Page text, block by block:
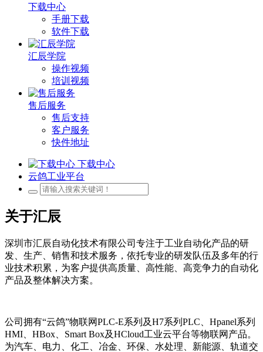
下载中心
手册下载
软件下载
汇辰学院
操作视频
培训视频
售后服务
售后支持
客户服务
快件地址
下载中心
云鸽工业平台
关于汇辰
深圳市汇辰自动化技术有限公司专注于工业自动化产品的研
发、生产、销售和技术服务，依托专业的研发队伍及多年的行
业技术积累，为客户提供高质量、高性能、高竞争力的自动化
产品及整体解决方案。
公司拥有“云鸽”物联网PLC-E系列及H7系列PLC、Hpanel系列
HMI、HBox、Smart Box及HCloud工业云平台等物联网产品。
为汽车、电力、化工、冶金、环保、水处理、新能源、轨道交